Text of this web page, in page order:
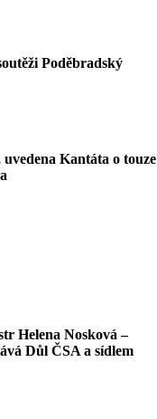
Poděbradský
Kantáta o touze
Helena Nosková –
Důl ČSA a sídlem